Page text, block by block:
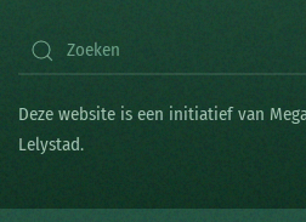
Deze website is een initiatief van
Lelystad.